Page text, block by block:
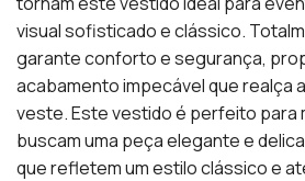
visual sofisticado e clássico.
garante conforto e segurança,
acabamento impecável que realça
veste. Este vestido é perfeito para
buscam uma peça elegante e
que refletem um estilo clássico e